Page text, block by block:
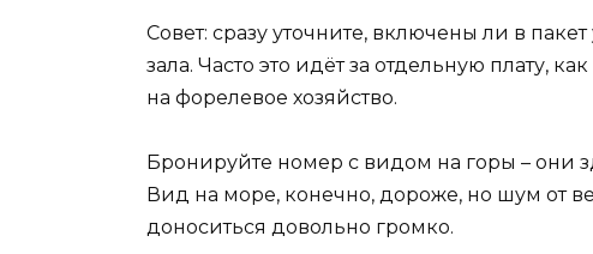
Совет: сразу уточните, включены ли в
зала. Часто это идёт за отдельную плату,
на форелевое хозяйство.
Бронируйте номер с видом на горы – они
Вид на море, конечно, дороже, но шум от
доноситься довольно громко.